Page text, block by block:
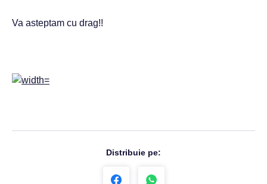
Va asteptam cu drag!!
Distribuie pe: